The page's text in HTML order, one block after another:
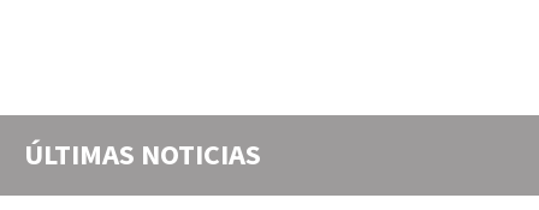
ÚLTIMAS NOTICIAS